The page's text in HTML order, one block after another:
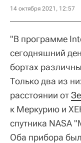
14 октября 2021, 12:57
"В программе
сегодняшний
бортах
Только два из
расстоянии от
к Меркурию и
спутника NASA
Оба прибора